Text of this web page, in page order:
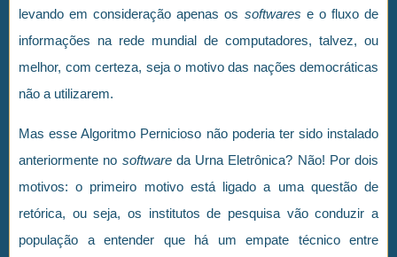
levando em consideração apenas os softwares e o fluxo de
informações na rede mundial de computadores, talvez, ou
melhor, com certeza, seja o motivo das nações democráticas
não a utilizarem.
Mas esse Algoritmo Pernicioso não poderia ter sido instalado
anteriormente no softwareda Urna Eletrônica? Não! Por dois
motivos: o primeiro motivo está ligado a uma questão de
retórica, ou seja, os institutos de pesquisa vão conduzir a
população a entender que há um empate técnico entre